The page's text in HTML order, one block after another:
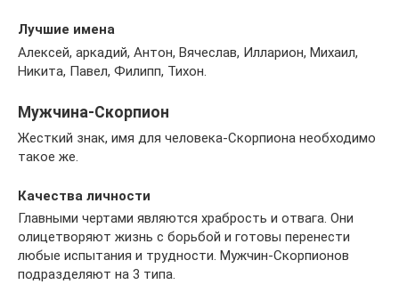
Лучшие имена
Алексей, аркадий, Антон, Вячеслав, Илларион, Михаил,
Никита, Павел, Филипп, Тихон.
Мужчина-Скорпион
Жесткий знак, имя для человека-Скорпиона необходимо
такое же.
Качества личности
Главными чертами являются храбрость и отвага. Они
олицетворяют жизнь с борьбой и готовы перенести
любые испытания и трудности. Мужчин-Скорпионов
подразделяют на 3 типа.